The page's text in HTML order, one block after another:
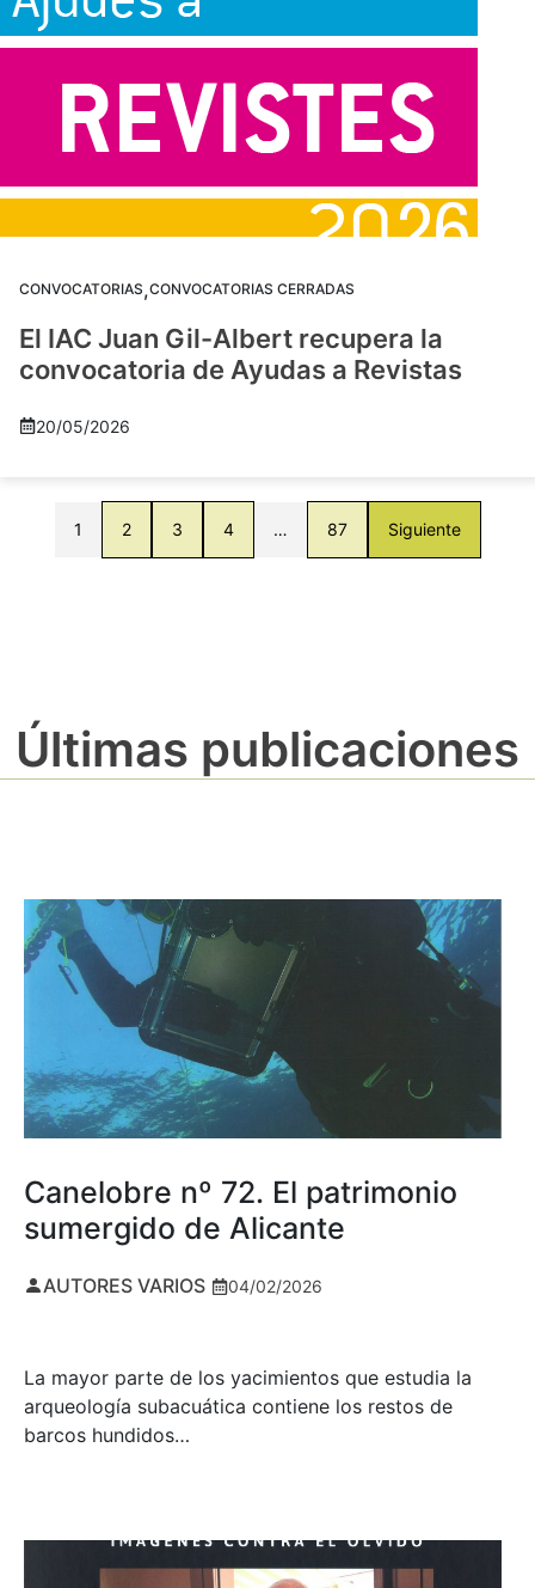
CONVOCATORIAS,CONVOCATORIAS CERRADAS
El IAC Juan Gil-Albert recupera la
convocatoria de Ayudas a Revistas
20/05/2026
1 2 3 4 … 87 Siguiente
Últimas publicaciones
Canelobre nº 72. El patrimonio
sumergido de Alicante
AUTORES VARIOS 04/02/2026
La mayor parte de los yacimientos que estudia la
arqueología subacuática contiene los restos de
barcos hundidos…